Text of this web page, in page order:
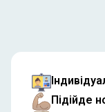
Підійде